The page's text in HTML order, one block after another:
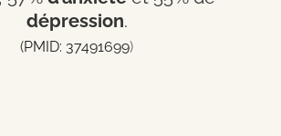
dépression.
(PMID: 37491699)